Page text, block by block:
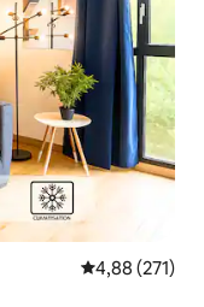
4,88 de uma
4,88 (271)